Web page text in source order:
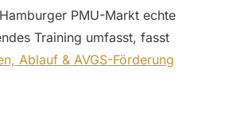
PMU-Markt echte
Training umfasst, fasst
Ablauf & AVGS-Förderung